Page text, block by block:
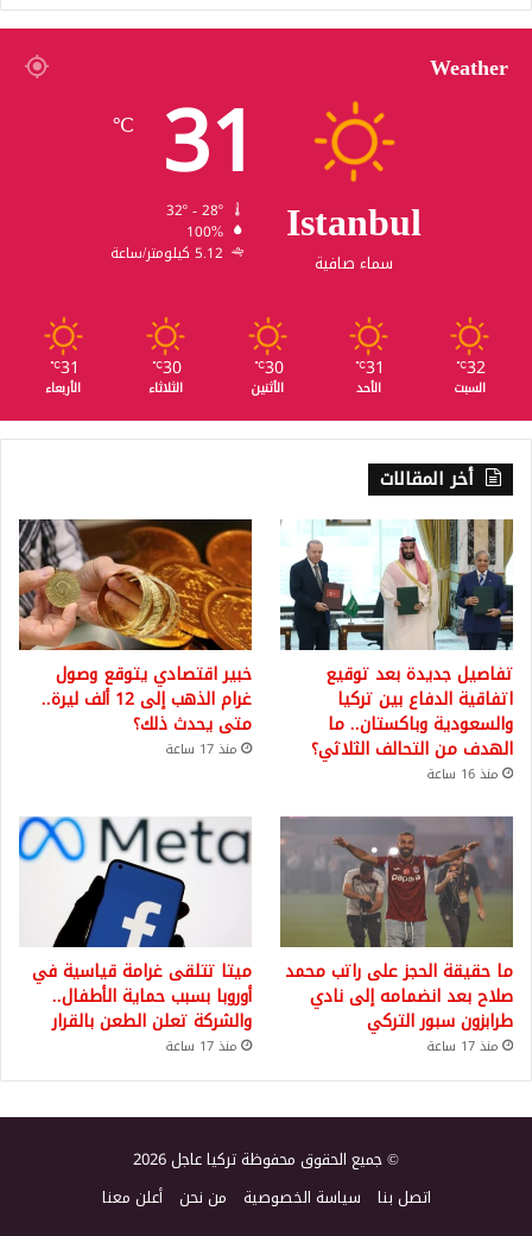
Weather
Istanbul
سماء صافية
31
℃
100%
5.12 كيلومتر/ساعة
32
℃
السبت
31
℃
الأحد
30
℃
الأثنين
30
℃
الثلاثاء
31
℃
الأربعاء
أخر المقالات
تفاصيل جديدة بعد توقيع
اتفاقية الدفاع بين تركيا
والسعودية وباكستان.. ما
الهدف من التحالف الثلاثي؟
منذ 16 ساعة
خبير اقتصادي يتوقع وصول
غرام الذهب إلى 12 ألف ليرة..
متى يحدث ذلك؟
منذ 17 ساعة
ما حقيقة الحجز على راتب محمد
صلاح بعد انضمامه إلى نادي
طرابزون سبور التركي
منذ 17 ساعة
ميتا تتلقى غرامة قياسية في
أوروبا بسبب حماية الأطفال..
والشركة تعلن الطعن بالقرار
منذ 17 ساعة
© جميع الحقوق محفوظة تركيا عاجل 2026
اتصل بنا سياسة الخصوصية من نحن أعلن معنا